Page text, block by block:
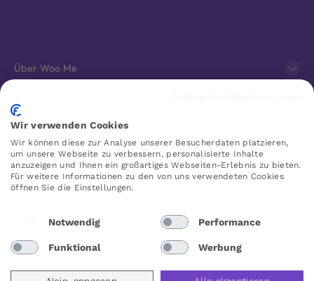
Über Woo Me
Kundenservice
Favoriten
WOO ME
Wir verwenden Cookies
Wir können diese zur Analyse unserer Besucherdaten platzieren,
um unsere Webseite zu verbessern, personalisierte Inhalte
anzuzeigen und Ihnen ein großartiges Webseiten-Erlebnis zu bieten.
Für weitere Informationen zu den von uns verwendeten Cookies
öffnen Sie die Einstellungen.
Notwendig Performance
Funktional Werbung